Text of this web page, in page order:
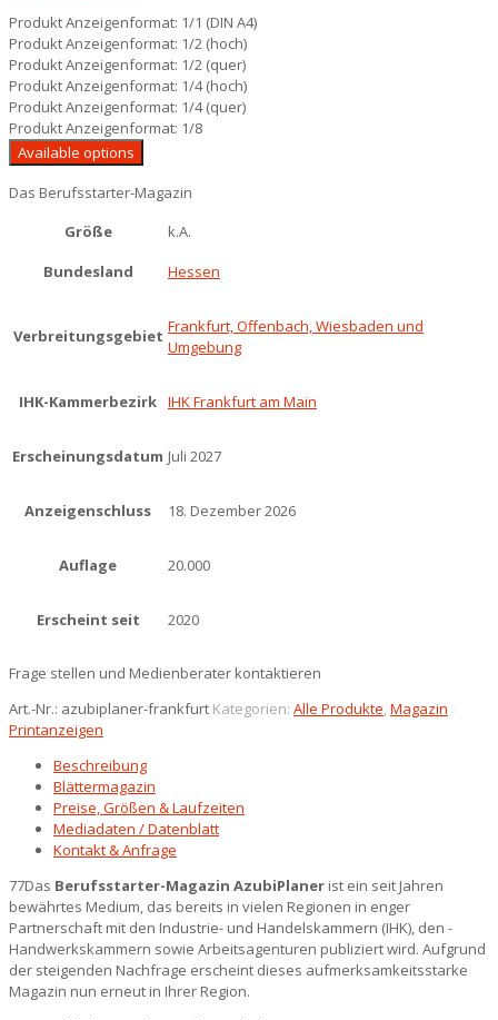
Produkt Anzeigenformat: 1/1 (DIN A4)
Produkt Anzeigenformat: 1/2 (hoch)
Produkt Anzeigenformat: 1/2 (quer)
Produkt Anzeigenformat: 1/4 (hoch)
Produkt Anzeigenformat: 1/4 (quer)
Produkt Anzeigenformat: 1/8
Available options
Das Berufsstarter-Magazin
Größe
k.A.
Bundesland
Hessen
Verbreitungsgebiet Frankfurt, Offenbach, Wiesbaden und
Umgebung
IHK-Kammerbezirk IHK Frankfurt am Main
Erscheinungsdatum Juli 2027
Anzeigenschluss 18. Dezember 2026
Auflage 20.000
Erscheint seit 2020
Frage stellen und Medienberater kontaktieren
Art.-Nr.: azubiplaner-frankfurt Kategorien: Alle Produkte,Magazin
Printanzeigen
Beschreibung
Blättermagazin
Preise, Größen & Laufzeiten
Mediadaten / Datenblatt
Kontakt & Anfrage
77Das Berufsstarter-Magazin AzubiPlaner ist ein seit Jahren
bewährtes Medium, das bereits in vielen Regionen in enger
Partnerschaft mit den Industrie- und Handelskammern (IHK), den ­
Handwerkskammern sowie Arbeitsagenturen publiziert wird. Aufgrund
der steigenden Nachfrage erscheint dieses aufmerksamkeitsstarke
Magazin nun erneut in Ihrer Region.